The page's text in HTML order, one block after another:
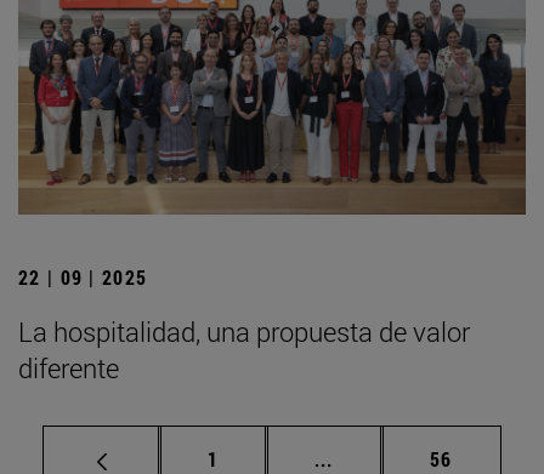
22 | 09 | 2025
La hospitalidad, una propuesta de valor
diferente
Página
1 ... Páginas intermedias
Página
56